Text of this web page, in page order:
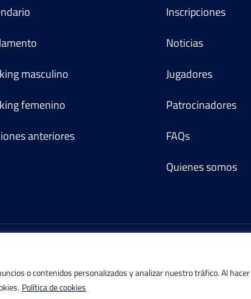
o contenidos personalizados y analizar nuestro tráfico. Al hacer
Política de cookies
masculino
femenino
anteriores
Inscripciones
Noticias
Jugadores
Patrocinadores
FAQs
Quienes somos